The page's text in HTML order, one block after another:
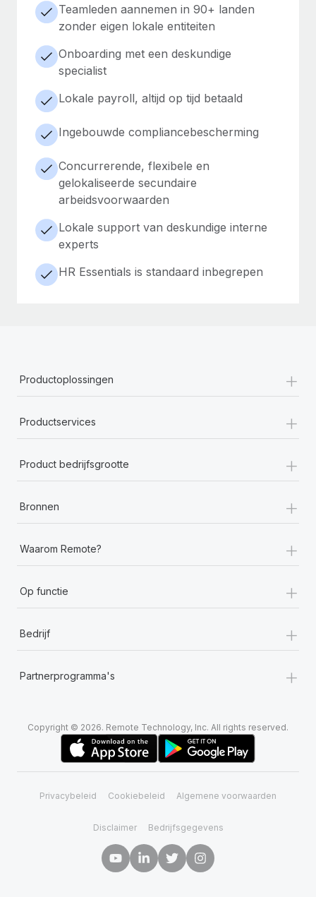
Teamleden aannemen in 90+ landen
zonder eigen lokale entiteiten
Onboarding met een deskundige
specialist
Lokale payroll, altijd op tijd betaald
Ingebouwde compliancebescherming
Concurrerende, flexibele en
gelokaliseerde secundaire
arbeidsvoorwaarden
Lokale support van deskundige interne
experts
HR Essentials is standaard inbegrepen
Productoplossingen +
Productservices +
Product bedrijfsgrootte +
Bronnen +
Waarom Remote? +
Op functie +
Bedrijf +
Partnerprogramma's +
Copyright © 2026. Remote Technology, Inc. All rights reserved.
Privacybeleid Cookiebeleid Algemene voorwaarden
Disclaimer Bedrijfsgegevens